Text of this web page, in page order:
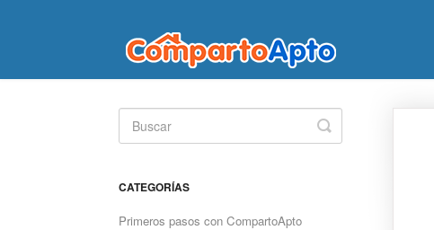
Toggle
Search
CATEGORÍAS
Primeros pasos con CompartoApto